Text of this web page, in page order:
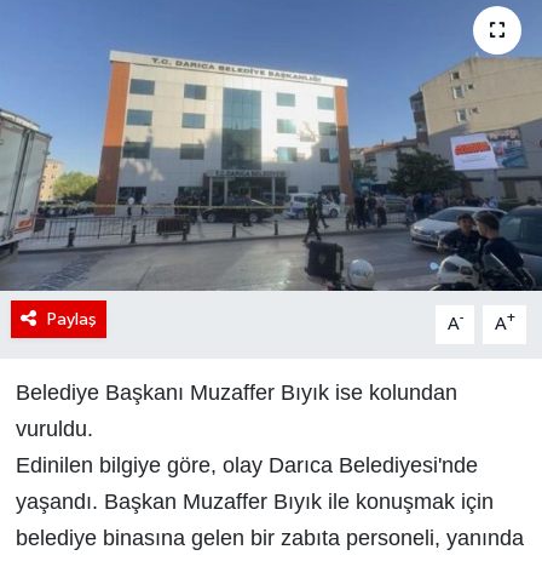
Paylaş A- A+
Belediye Başkanı Muzaffer Bıyık ise kolundan
vuruldu.
Edinilen bilgiye göre, olay Darıca Belediyesi'nde
yaşandı. Başkan Muzaffer Bıyık ile konuşmak için
belediye binasına gelen bir zabıta personeli, yanında